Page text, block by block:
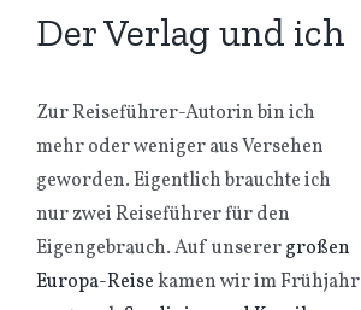
Der Verlag und ich
Zur Reiseführer-Autorin bin ich
mehr oder weniger aus Versehen
geworden. Eigentlich brauchte ich
nur zwei Reiseführer für den
Eigengebrauch. Auf unserergroßen
Europa-Reisekamen wir im Frühjahr